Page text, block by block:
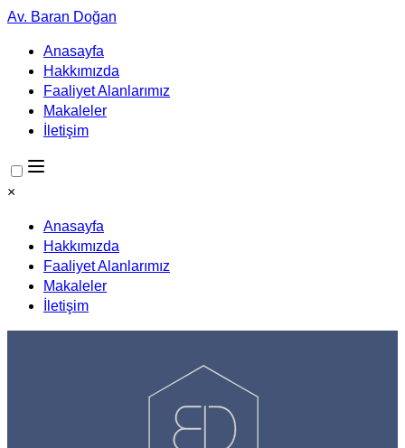
Av. Baran Doğan
Anasayfa
Hakkımızda
Faaliyet Alanlarımız
Makaleler
İletişim
×
Anasayfa
Hakkımızda
Faaliyet Alanlarımız
Makaleler
İletişim